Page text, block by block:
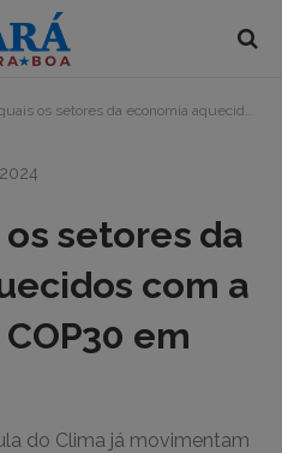
setores da economia aquecidos com a realização da COP30 em Belém
setores da
com a
em
do Clima já movimentam